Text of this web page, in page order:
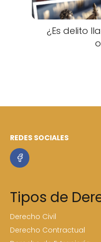
¿Es delito
REDES SOCIALES
Tipos de
Derecho Civil
Derecho Contractual